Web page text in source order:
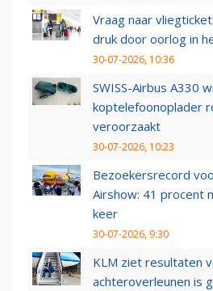
Vraag naar
druk door oorlog in
30-07-2026, 10:36
SWISS-Airbus A330
koptelefoonoplader
veroorzaakt
30-07-2026, 10:23
Bezoekersrecord
Airshow: 41 procent
keer
30-07-2026, 9:30
KLM ziet resultaten
achteroverleunen is